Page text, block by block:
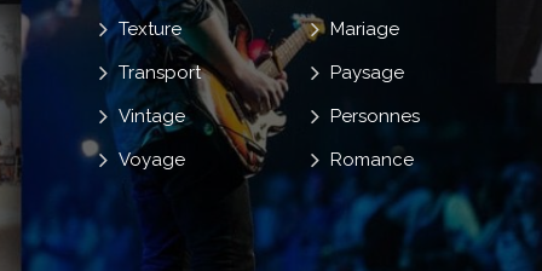
Mariage
Paysage
Personnes
Romance
Texture
Transport
Vintage
Voyage